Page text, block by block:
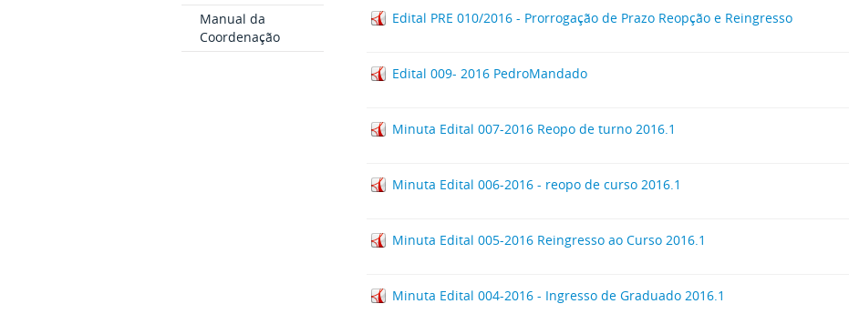
Manual da
Coordenação
Edital PRE 010/2016 - Prorrogação de Prazo Reopção e Reingresso
Edital 009- 2016 PedroMandado
Minuta Edital 007-2016 Reopo de turno 2016.1
Minuta Edital 006-2016 - reopo de curso 2016.1
Minuta Edital 005-2016 Reingresso ao Curso 2016.1
Minuta Edital 004-2016 - Ingresso de Graduado 2016.1